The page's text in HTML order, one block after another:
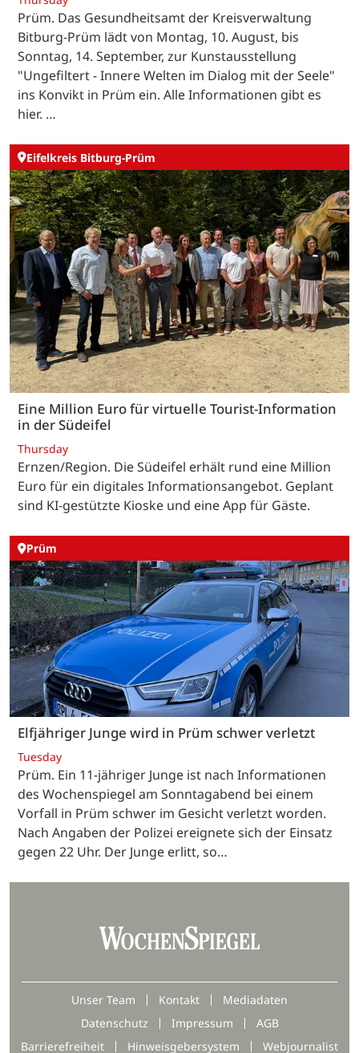
Prüm. Das Gesundheitsamt der Kreisverwaltung
Bitburg-Prüm lädt von Montag, 10. August, bis
Sonntag, 14. September, zur Kunstausstellung
"Ungefiltert - Innere Welten im Dialog mit der Seele"
ins Konvikt in Prüm ein. Alle Informationen gibt es
hier. …
Eifelkreis Bitburg-Prüm
Eine Million Euro für virtuelle Tourist-Information
in der Südeifel
Thursday
Ernzen/Region. Die Südeifel erhält rund eine Million
Euro für ein digitales Informationsangebot. Geplant
sind KI-gestützte Kioske und eine App für Gäste.
Prüm
Elfjähriger Junge wird in Prüm schwer verletzt
Tuesday
Prüm. Ein 11-jähriger Junge ist nach Informationen
des Wochenspiegel am Sonntagabend bei einem
Vorfall in Prüm schwer im Gesicht verletzt worden.
Nach Angaben der Polizei ereignete sich der Einsatz
gegen 22 Uhr. Der Junge erlitt, so…
Unser Team Kontakt
Mediadaten
Datenschutz
Impressum
AGB
Barrierefreiheit
Hinweisgebersystem Webjournalist